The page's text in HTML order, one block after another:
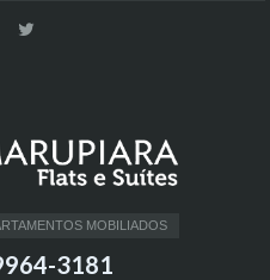
MOBILIADOS
3181